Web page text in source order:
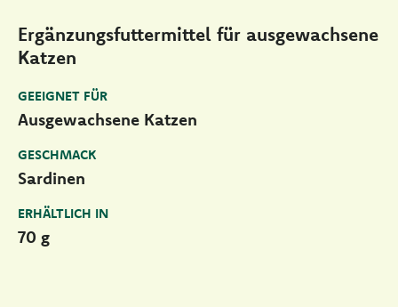
Ergänzungsfuttermittel für ausgewachsene
Katzen
GEEIGNET FÜR
Ausgewachsene Katzen
GESCHMACK
Sardinen
ERHÄLTLICH IN
70 g